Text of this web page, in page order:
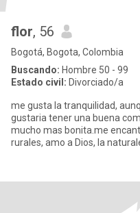
flor, 56
Bogotá, Bogota, Colombia
Buscando: Hombre 50 - 99
Estado civil: Divorciado/a
me gusta la tranquilidad,
gustaria tener una buena
mucho mas bonita.me
rurales, amo a Dios, la